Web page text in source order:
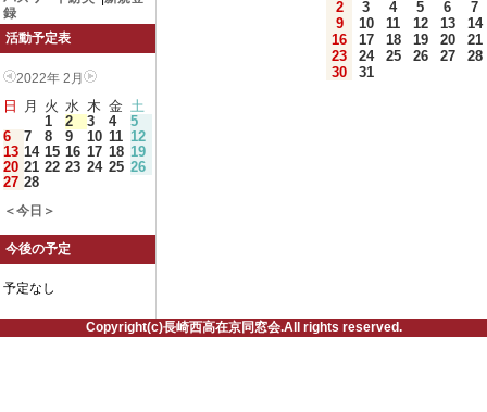
録
活動予定表
2022年 2月
日 月 火 水 木 金 土
1
2 3 4
5
6
7 8 9 10 11 12
13 14 15 16 17 18 19
20 21 22 23 24 25 26
27 28
＜今日＞
今後の予定
予定なし
2 3 4 5 6
7
9
10 11 12 13
14
16
17 18 19 20
21
23
24 25 26 27
28
30
31
Copyright(c)長崎西高在京同窓会.All rights reserved.